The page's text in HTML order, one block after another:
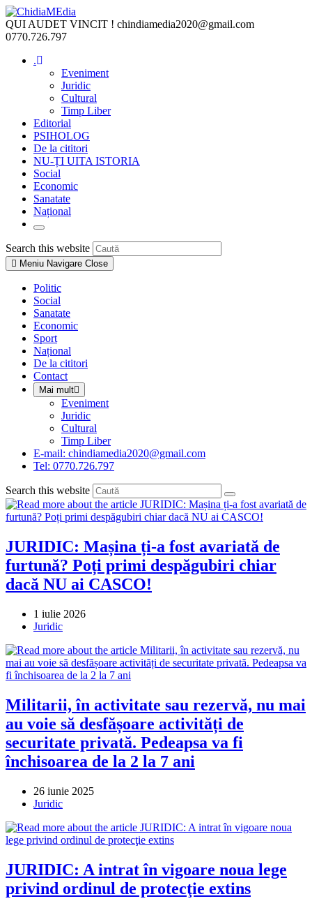
Skip
to
content
QUI AUDET VINCIT ! chindiamedia2020@gmail.com
0770.726.797
.
Eveniment
Juridic
Cultural
Timp Liber
Editorial
PSIHOLOG
De la cititori
NU-ȚI UITA ISTORIA
Social
Economic
Sanatate
Național
Toggle
website
search
Search this website
Escape
Meniu Navigare Close
Politic
Social
Sanatate
Economic
Sport
Național
De la cititori
Contact
Mai mult
Eveniment
Juridic
Cultural
Timp Liber
E-mail: chindiamedia2020@gmail.com
Tel: 0770.726.797
Search this website
JURIDIC: Mașina ți-a fost avariată de
furtună? Poți primi despăgubiri chiar
dacă NU ai CASCO!
Post
published:
1 iulie 2026
Post
Juridic
Militarii, în activitate sau rezervă, nu mai
au voie să desfășoare activități de
securitate privată. Pedeapsa va fi
închisoarea de la 2 la 7 ani
Post
published:
26 iunie 2025
Post
Juridic
JURIDIC: A intrat în vigoare noua lege
privind ordinul de protecţie extins